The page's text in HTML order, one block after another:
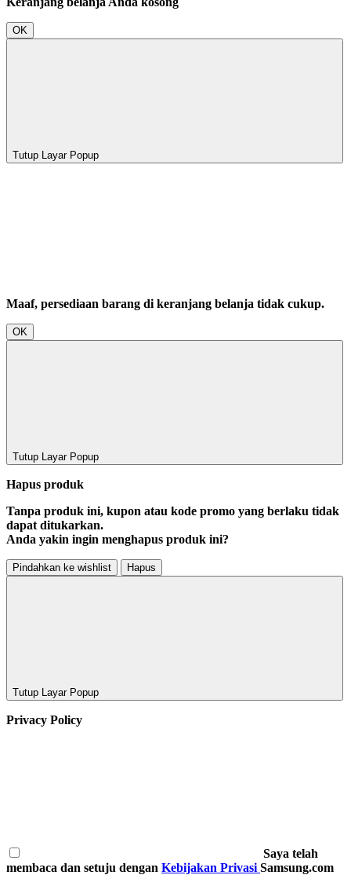
OK
Tutup Layar Popup
Maaf, persediaan barang di keranjang belanja tidak cukup.
OK
Tutup Layar Popup
Hapus produk
Tanpa produk ini, kupon atau kode promo yang berlaku tidak
dapat ditukarkan.
Anda yakin ingin menghapus produk ini?
Pindahkan ke wishlist Hapus
Tutup Layar Popup
Privacy Policy
Saya telah
membaca dan setuju dengan Kebijakan Privasi Samsung.com